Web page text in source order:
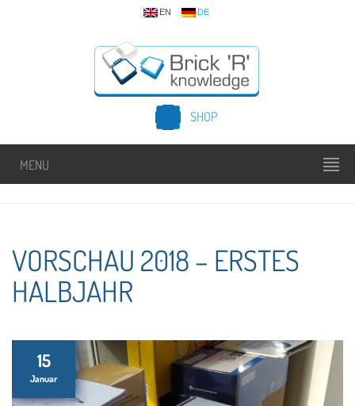
EN DE
SHOP
MENU
VORSCHAU 2018 – ERSTES
HALBJAHR
15
Januar